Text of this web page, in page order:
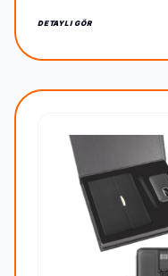
DETAYLI GÖR